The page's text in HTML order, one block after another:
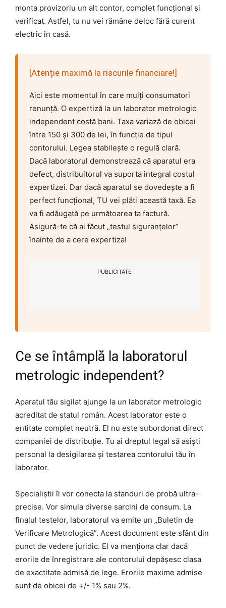
monta provizoriu un alt contor, complet funcțional și
verificat. Astfel, tu nu vei rămâne deloc fără curent
electric în casă.
[Atenție maximă la riscurile financiare!]
Aici este momentul în care mulți consumatori
renunță. O expertiză la un laborator metrologic
independent costă bani. Taxa variază de obicei
între 150 și 300 de lei, în funcție de tipul
contorului. Legea stabilește o regulă clară.
Dacă laboratorul demonstrează că aparatul era
defect, distribuitorul va suporta integral costul
expertizei. Dar dacă aparatul se dovedește a fi
perfect funcțional, TU vei plăti această taxă. Ea
va fi adăugată pe următoarea ta factură.
Asigură-te că ai făcut „testul siguranțelor”
înainte de a cere expertiza!
PUBLICITATE
Ce se întâmplă la laboratorul
metrologic independent?
Aparatul tău sigilat ajunge la un laborator metrologic
acreditat de statul român. Acest laborator este o
entitate complet neutră. El nu este subordonat direct
companiei de distribuție. Tu ai dreptul legal să asiști
personal la desigilarea și testarea contorului tău în
laborator.
Specialiștii îl vor conecta la standuri de probă ultra-
precise. Vor simula diverse sarcini de consum. La
finalul testelor, laboratorul va emite un „Buletin de
Verificare Metrologică”. Acest document este sfânt din
punct de vedere juridic. El va menționa clar dacă
erorile de înregistrare ale contorului depășesc clasa
de exactitate admisă de lege. Erorile maxime admise
sunt de obicei de +/- 1% sau 2%.